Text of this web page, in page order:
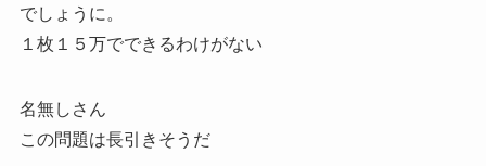
でしょうに。
１枚１５万でできるわけがない
名無しさん
この問題は長引きそうだ